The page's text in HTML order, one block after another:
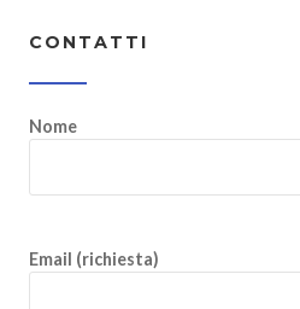
CONTATTI
Nome
Email (richiesta)